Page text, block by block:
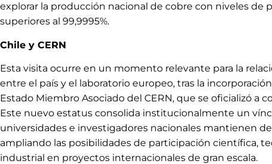
explorar la producción nacional de cobre con niveles de
superiores al 99,9995%.
Chile y CERN
Esta visita ocurre en un momento relevante para la
entre el país y el laboratorio europeo, tras la
Estado Miembro Asociado del CERN, que se oficializó a
Este nuevo estatus consolida institucionalmente un
universidades e investigadores nacionales mantienen
ampliando las posibilidades de participación científica,
industrial en proyectos internacionales de gran escala.